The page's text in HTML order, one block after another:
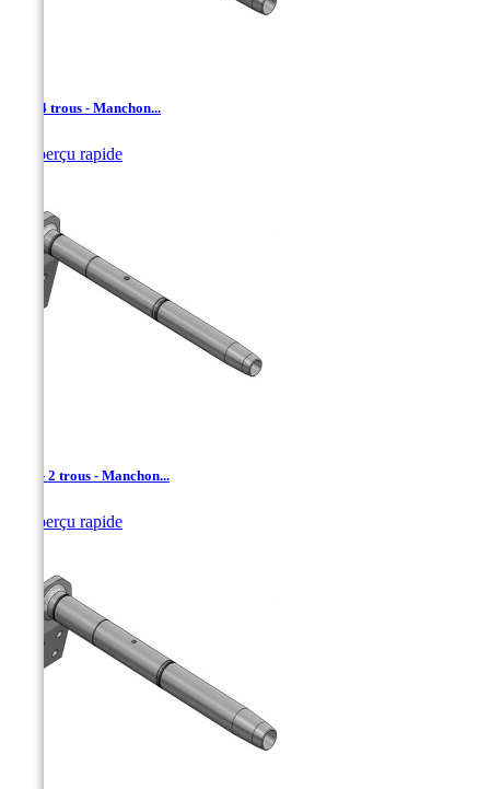
AD - 4 trous - Manchon...
Aperçu rapide
ADL - 2 trous - Manchon...
Aperçu rapide